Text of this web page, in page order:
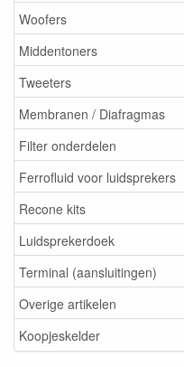
Woofers
Middentoners
Tweeters
Membranen / Diafragmas
Filter onderdelen
Ferrofluid voor luidsprekers
Recone kits
Luidsprekerdoek
Terminal (aansluitingen)
Overige artikelen
Koopjeskelder